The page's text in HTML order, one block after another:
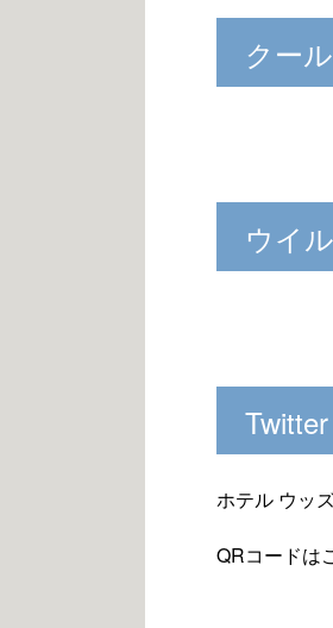
クー
ウイ
Twitter
ホテル ウッ
QRコードは